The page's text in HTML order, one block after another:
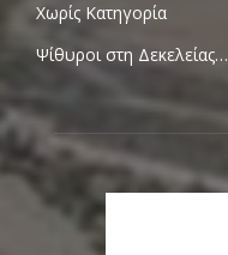
Χωρίς Κατηγορία
Ψίθυροι στη Δεκελείας…